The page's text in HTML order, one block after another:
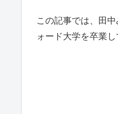
この記事では、田
ォード大学を卒業